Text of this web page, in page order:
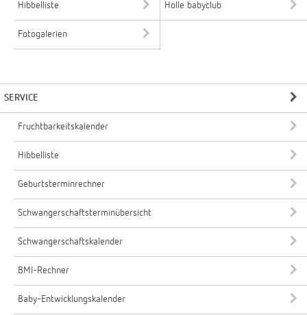
Hibbelliste Holle babyclub
Fotogalerien
SERVICE
Fruchtbarkeitskalender
Hibbelliste
Geburtsterminrechner
Schwangerschaftsterminübersicht
Schwangerschaftskalender
BMI-Rechner
Baby-Entwicklungskalender